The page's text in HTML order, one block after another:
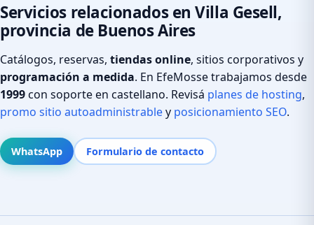
Servicios relacionados en Villa Gesell,
provincia de Buenos Aires
Catálogos, reservas, tiendas online, sitios corporativos y
programación a medida. En EfeMosse trabajamos desde
1999con soporte en castellano. Revisá planes de hosting,
promo sitio autoadministrabley posicionamiento SEO.
WhatsApp Formulario de contacto